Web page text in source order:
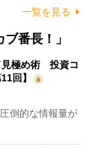
一覧を見る
番長！」
見極め術 投資コ
回】
倒的な情報量が